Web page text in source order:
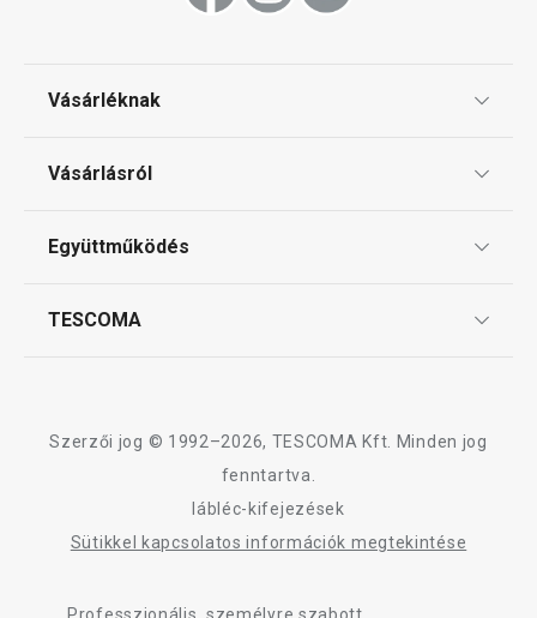
Szín kiválasztása Szín
Vásárléknak
Gyakori kérdések
Vásárlásról
Reklamáció és termékvisszaküldés
Együttműködés
TESCOMA
Szerzői jog © 1992–2026, TESCOMA Kft. Minden jog
fenntartva.
lábléc-kifejezések
Sütikkel kapcsolatos információk megtekintése